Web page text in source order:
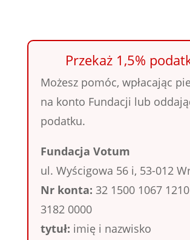
Przekaż 1,5%
Możesz pomóc, wpłacając
na konto Fundacji lub
podatku.
Fundacja Votum
ul. Wyścigowa 56 i, 53-012
Nr konta: 32 1500 1067
3182 0000
tytuł: imię i nazwisko